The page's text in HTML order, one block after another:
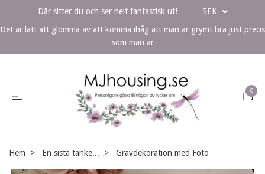
Där sitter du och ser helt fantastisk ut!
SEK
Det är lätt att glömma av att komma ihåg att man är grymt bra just precis
som man är
0
Hem En sista tanke... Gravdekoration med Foto